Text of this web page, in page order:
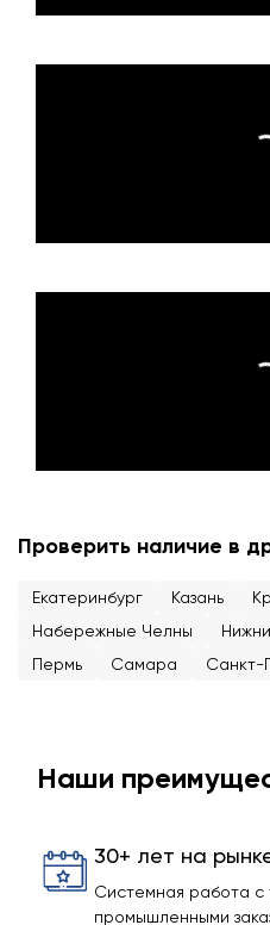
Проверить наличие в
Екатеринбург Казань
Набережные Челны
Пермь
Самара Санкт-
Наши
30+ лет на
Системная работа с
промышленными